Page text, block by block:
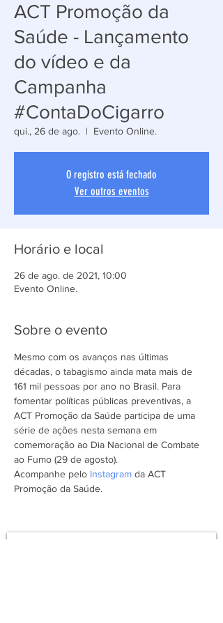
ACT Promoção da
Saúde - Lançamento
do vídeo e da
Campanha
#ContaDoCigarro
qui., 26 de ago.
  |
Evento Online.
O registro está fechado
Ver outros eventos
Horário e local
26 de ago. de 2021, 10:00
Evento Online.
Sobre o evento
Mesmo com os avanços nas últimas
décadas, o tabagismo ainda mata mais de
161 mil pessoas por ano no Brasil. Para
fomentar políticas públicas preventivas, a
ACT Promoção da Saúde participa de uma
série de ações nesta semana em
comemoração ao Dia Nacional de Combate
ao Fumo (29 de agosto).
Acompanhe pelo Instagram da ACT
Promoção da Saúde.